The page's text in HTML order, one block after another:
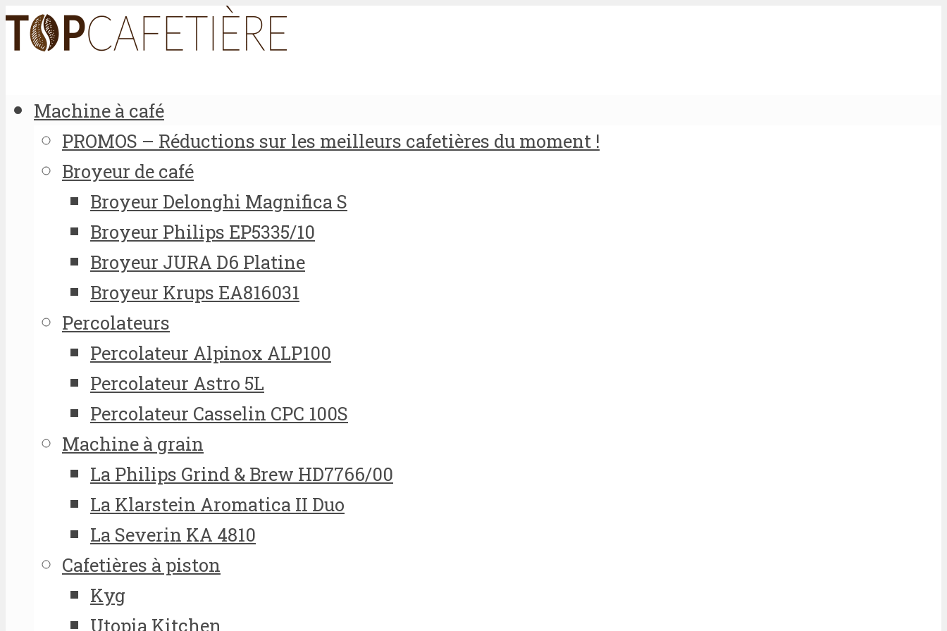
Machine à café
PROMOS – Réductions sur les meilleurs cafetières du moment !
Broyeur de café
Broyeur Delonghi Magnifica S
Broyeur Philips EP5335/10
Broyeur JURA D6 Platine
Broyeur Krups EA816031
Percolateurs
Percolateur Alpinox ALP100
Percolateur Astro 5L
Percolateur Casselin CPC 100S
Machine à grain
La Philips Grind & Brew HD7766/00
La Klarstein Aromatica II Duo
La Severin KA 4810
Cafetières à piston
Kyg
Utopia Kitchen